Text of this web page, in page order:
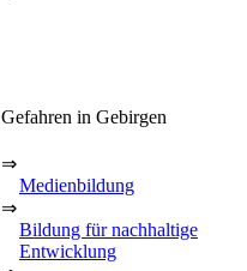
Gefahren in Gebirgen
⇒
Medienbildung
⇒
Bildung für nachhaltige
Entwicklung